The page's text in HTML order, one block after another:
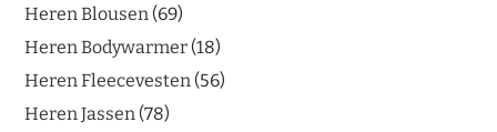
Heren Blousen 69
Heren Bodywarmer 18
Heren Fleecevesten 56
Heren Jassen 78